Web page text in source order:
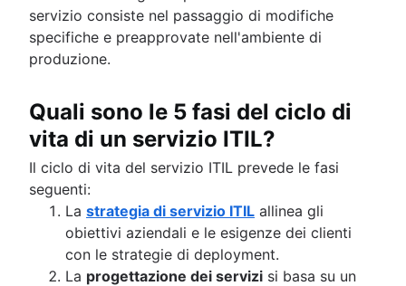
servizio consiste nel passaggio di modifiche
specifiche e preapprovate nell'ambiente di
produzione.
Quali sono le 5 fasi del ciclo di
vita di un servizio ITIL?
Il ciclo di vita del servizio ITIL prevede le fasi
seguenti:
La strategia di servizio ITIL allinea gli
obiettivi aziendali e le esigenze dei clienti
con le strategie di deployment.
La progettazione dei servizi si basa su un